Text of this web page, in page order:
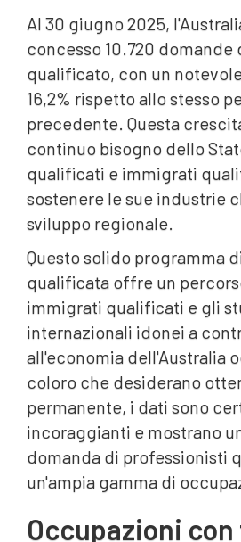
Al 30 giugno 2025,
concesso 10.720
qualificato, con un
16,2% rispetto allo stesso
precedente. Questa
continuo bisogno dello
qualificati e immigrati
sostenere le sue industrie
sviluppo regionale.
Questo solido programma
qualificata offre un
immigrati qualificati e gli
internazionali idonei a
all'economia dell'Australia
coloro che desiderano
permanente, i dati sono
incoraggianti e mostrano
domanda di professionisti
un'ampia gamma di
Occupazioni